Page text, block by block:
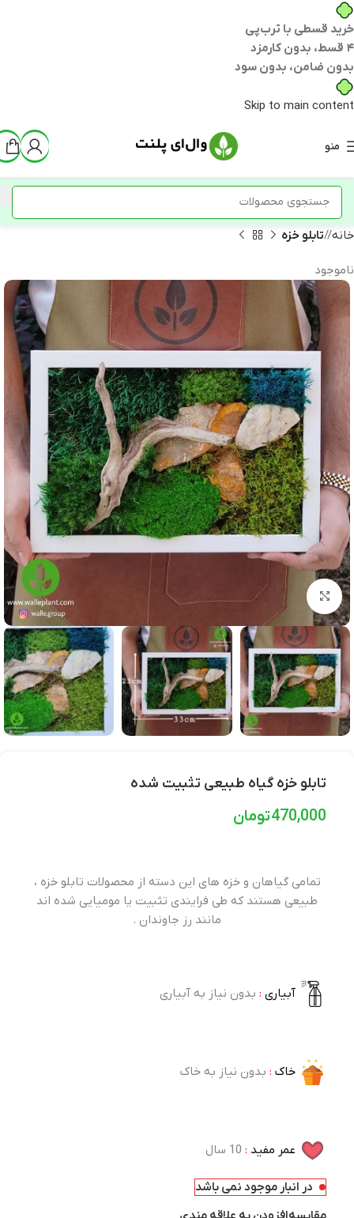
خرید قسطی با ترب‌پی
۴ قسط، بدون کارمزد
بدون ضامن، بدون سود
Skip to main content
منو
خانه/ تابلو خزه
ناموجود
بزرگنمایی تصویر
تابلو خزه گیاه طبیعی تثبیت شده
470,000تومان
تمامی گیاهان و خزه های این دسته از محصولات تابلو خزه ،
طبیعی هستند که طی فرایندی تثبیت یا مومیایی شده اند
مانند رز جاوندان .
آبیاری : بدون نیاز به آبیاری
خاک : بدون نیاز به خاک
عمر مفید : 10 سال
در انبار موجود نمی باشد